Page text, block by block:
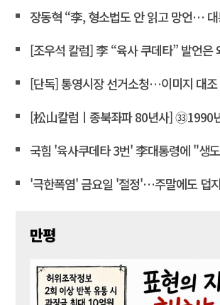
장동혁 “李, 형소법도 안 읽고 망언…
[조우석 칼럼] 李 “육사 쿠데타” 발언은
[단독] 통영시장 선거소청…이미지 대조
[松山칼럼ㅣ종북좌파 80년사] ㉝1990년대
국힘 '육사쿠데타 3번' 李대통령에 "생도들 예비
'극한폭염' 금요일 '절정'…주말에도 덥
만평